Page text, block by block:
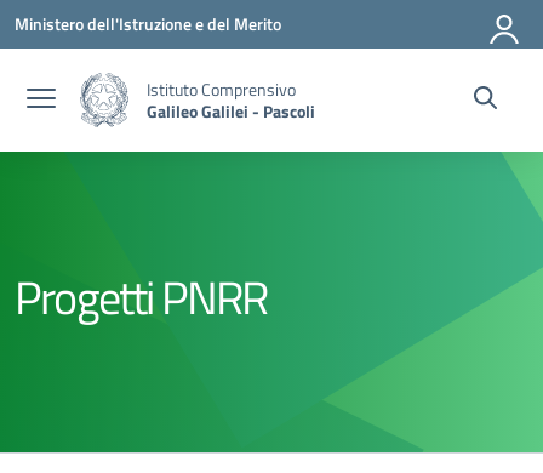
Vai ai contenuti
Vai al menu di navigazione
Vai al footer
Ministero dell'Istruzione e del Merito
Istituto Comprensivo
Galileo Galilei - Pascoli
Progetti PNRR